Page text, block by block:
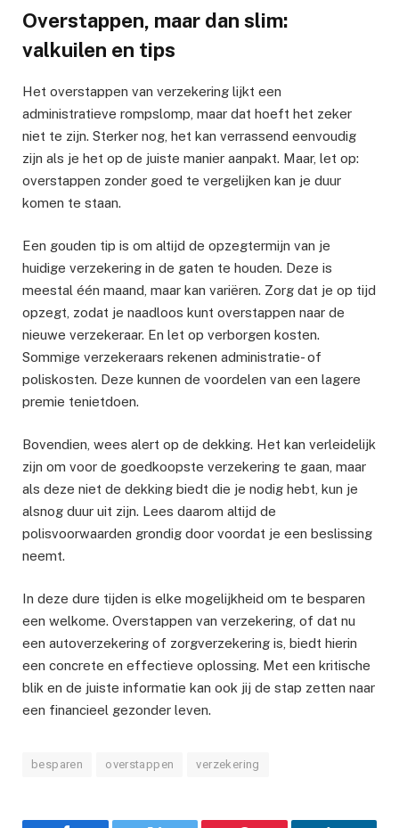
Overstappen, maar dan slim:
valkuilen en tips
Het overstappen van verzekering lijkt een
administratieve rompslomp, maar dat hoeft het zeker
niet te zijn. Sterker nog, het kan verrassend eenvoudig
zijn als je het op de juiste manier aanpakt. Maar, let op:
overstappen zonder goed te vergelijken kan je duur
komen te staan.
Een gouden tip is om altijd de opzegtermijn van je
huidige verzekering in de gaten te houden. Deze is
meestal één maand, maar kan variëren. Zorg dat je op tijd
opzegt, zodat je naadloos kunt overstappen naar de
nieuwe verzekeraar. En let op verborgen kosten.
Sommige verzekeraars rekenen administratie- of
poliskosten. Deze kunnen de voordelen van een lagere
premie tenietdoen.
Bovendien, wees alert op de dekking. Het kan verleidelijk
zijn om voor de goedkoopste verzekering te gaan, maar
als deze niet de dekking biedt die je nodig hebt, kun je
alsnog duur uit zijn. Lees daarom altijd de
polisvoorwaarden grondig door voordat je een beslissing
neemt.
In deze dure tijden is elke mogelijkheid om te besparen
een welkome. Overstappen van verzekering, of dat nu
een autoverzekering of zorgverzekering is, biedt hierin
een concrete en effectieve oplossing. Met een kritische
blik en de juiste informatie kan ook jij de stap zetten naar
een financieel gezonder leven.
besparen overstappen verzekering